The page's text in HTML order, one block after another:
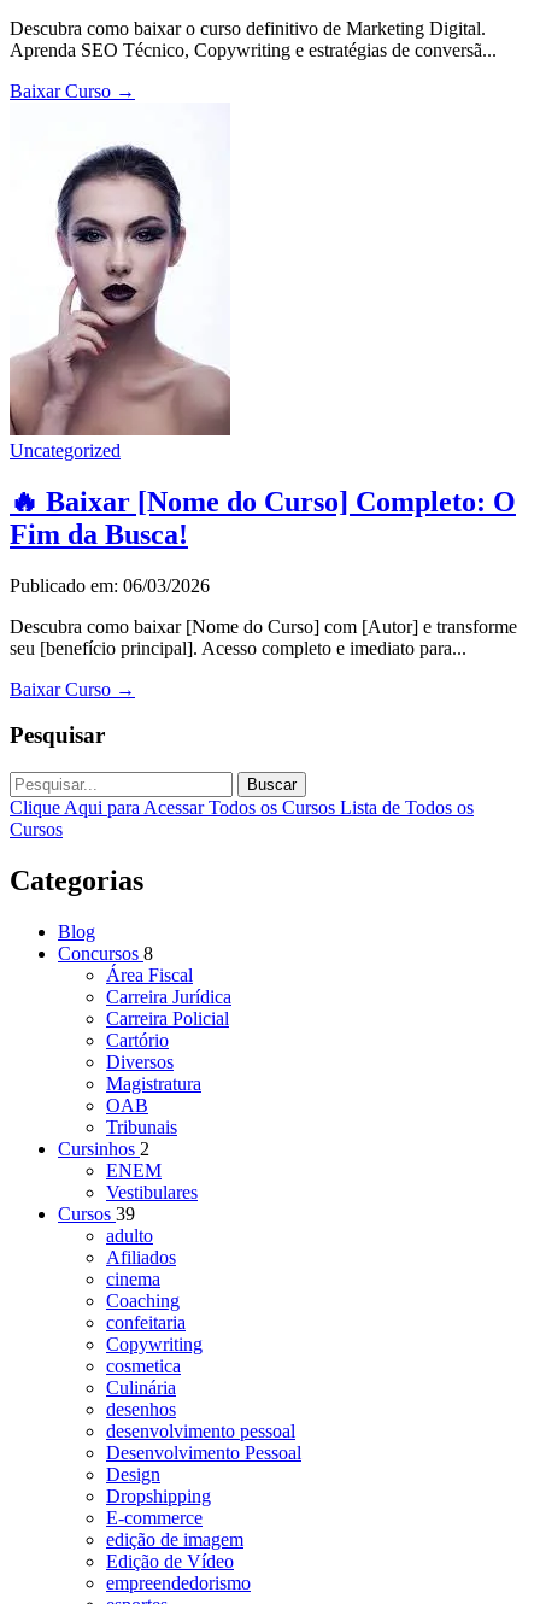
Descubra como baixar o curso definitivo de Marketing Digital.
Aprenda SEO Técnico, Copywriting e estratégias de conversã...
Baixar Curso →
Uncategorized
🔥 Baixar [Nome do Curso] Completo: O
Fim da Busca!
Publicado em: 06/03/2026
Descubra como baixar [Nome do Curso] com [Autor] e transforme
seu [benefício principal]. Acesso completo e imediato para...
Baixar Curso →
Pesquisar
Buscar
Clique Aqui para Acessar Todos os Cursos Lista de Todos os
Cursos
Categorias
Blog
Concursos 8
Área Fiscal
Carreira Jurídica
Carreira Policial
Cartório
Diversos
Magistratura
OAB
Tribunais
Cursinhos 2
ENEM
Vestibulares
Cursos 39
adulto
Afiliados
cinema
Coaching
confeitaria
Copywriting
cosmetica
Culinária
desenhos
desenvolvimento pessoal
Desenvolvimento Pessoal
Design
Dropshipping
E-commerce
edição de imagem
Edição de Vídeo
empreendedorismo